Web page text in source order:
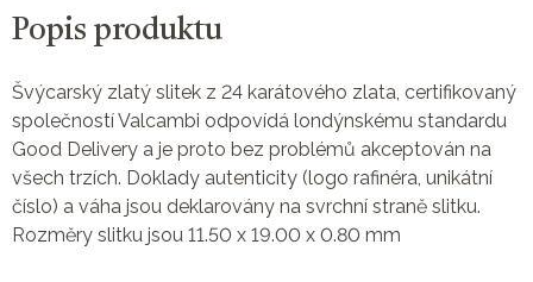
Popis produktu
Švýcarský zlatý slitek z 24 karátového zlata, certifikovaný
společností Valcambi odpovídá londýnskému standardu
Good Delivery a je proto bez problémů akceptován na
všech trzích. Doklady autenticity (logo rafinéra, unikátní
číslo) a váha jsou deklarovány na svrchní straně slitku.
Rozměry slitku jsou 11.50 x 19.00 x 0.80 mm